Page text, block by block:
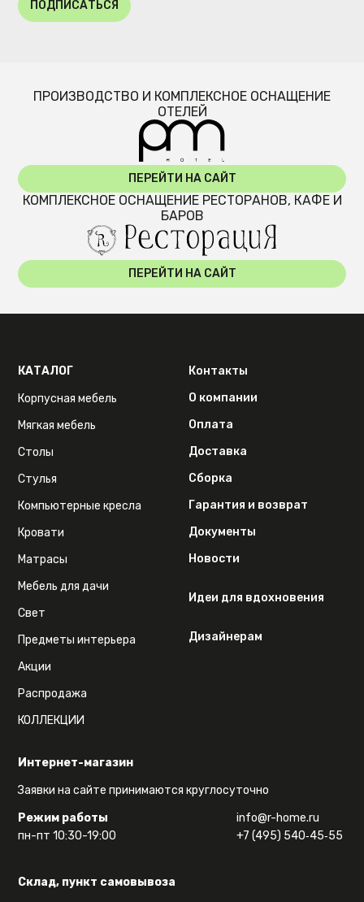
ПОДПИСАТЬСЯ
ПРОИЗВОДСТВО И КОМПЛЕКСНОЕ ОСНАЩЕНИЕ
ОТЕЛЕЙ
ПЕРЕЙТИ НА САЙТ
КОМПЛЕКСНОЕ ОСНАЩЕНИЕ РЕСТОРАНОВ, КАФЕ И
БАРОВ
ПЕРЕЙТИ НА САЙТ
Интернет-магазин
Заявки на сайте принимаются круглосуточно
Режим работы
пн-пт 10:30-19:00
info@r-home.ru
+7 (495) 540‑45‑55
Склад, пункт самовывоза
КАТАЛОГ
Корпусная мебель
Мягкая мебель
Столы
Стулья
Компьютерные кресла
Кровати
Матрасы
Мебель для дачи
Свет
Предметы интерьера
Акции
Распродажа
КОЛЛЕКЦИИ
Контакты
О компании
Оплата
Доставка
Сборка
Гарантия и возврат
Документы
Новости
Идеи для вдохновения
Дизайнерам